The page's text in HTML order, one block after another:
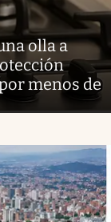
olla a
menos de